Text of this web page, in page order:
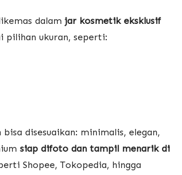
dalam jar kosmetik eksklusif
pilihan ukuran, seperti:
bisa disesuaikan: minimalis, elegan,
siap difoto dan tampil menarik di
Shopee, Tokopedia, hingga